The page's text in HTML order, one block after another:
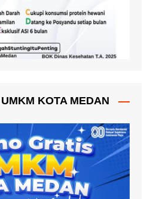
KOTA MEDAN